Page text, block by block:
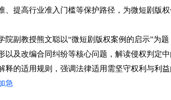
、提高行业准入门槛等保护路径，为微短剧版权
院副教授熊文聪以“微短剧版权案例的启示”为
以及改编合同纠纷等核心问题，解读侵权判定
释的适用规则，强调法律适用需坚守权利与利
急